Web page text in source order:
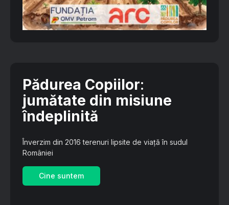
Pădurea Copiilor:
jumătate din misiune
îndeplinită
Înverzim din 2016 terenuri lipsite de viață în sudul
României
Cine suntem